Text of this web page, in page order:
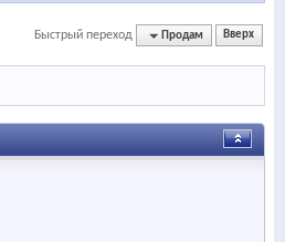
Быстрый переход Продам Вверх